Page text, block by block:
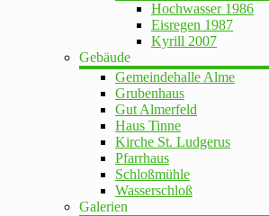
Hochwasser 1986
Eisregen 1987
Kyrill 2007
Gebäude
Gemeindehalle Alme
Grubenhaus
Gut Almerfeld
Haus Tinne
Kirche St. Ludgerus
Pfarrhaus
Schloßmühle
Wasserschloß
Galerien